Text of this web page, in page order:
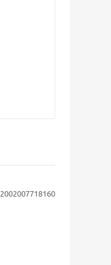
2002007718160